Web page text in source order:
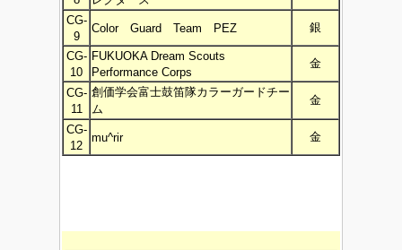
CG-
9
Color Guard Team PEZ 銀
CG-
10
FUKUOKA Dream Scouts
Performance Corps
金
CG-
11
創価学会富士鼓笛隊カラーガードチー
ム
金
CG-
12
mu^rir 金